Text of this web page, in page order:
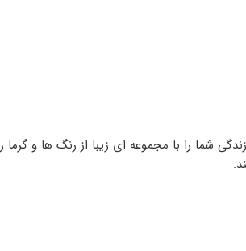
شما را با مجموعه ای زیبا از رنگ ها و